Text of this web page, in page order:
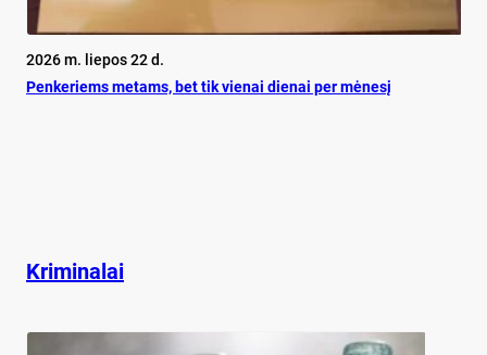
2026 m. liepos 22 d.
Pen­ke­riems me­tams, bet tik vie­nai die­nai per mė­ne­sį
Kriminalai